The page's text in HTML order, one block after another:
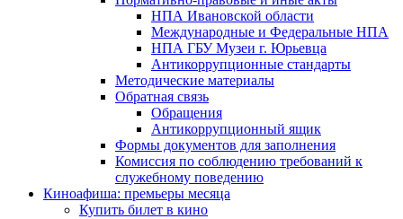
НПА Ивановской области
Международные и Федеральные НПА
НПА ГБУ Музеи г. Юрьевца
Антикоррупционные стандарты
Методические материалы
Обратная связь
Обращения
Антикоррупционный ящик
Формы документов для заполнения
Комиссия по соблюдению требований к
служебному поведению
Киноафиша: премьеры месяца
Купить билет в кино